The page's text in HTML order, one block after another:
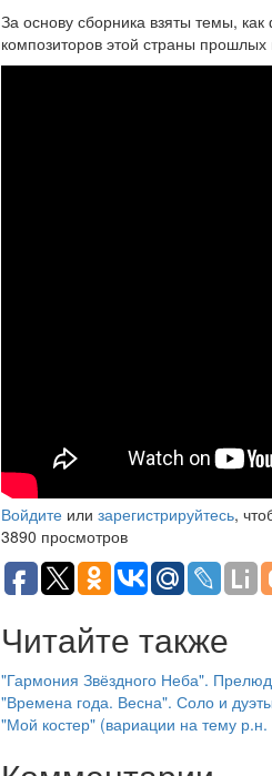
За основу сборника взяты темы,
композиторов этой страны
Войдитеили зарегистрируйтесь,
3890 просмотров
Читайте также
"Гармония Звёздного Неба".
"Времена года. Весна". Соло и дуэты
"Мой костер" (вариации на тему р.н.